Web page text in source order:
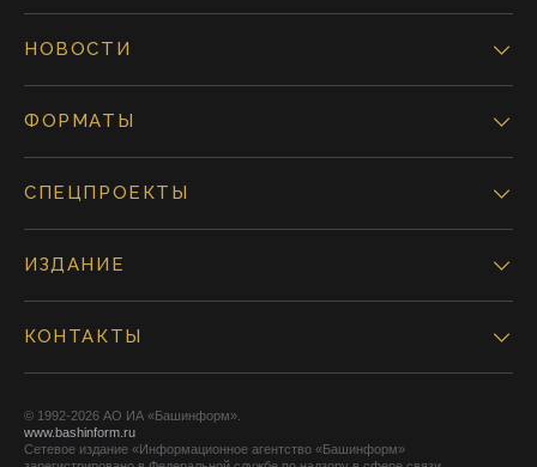
НОВОСТИ
ФОРМАТЫ
СПЕЦПРОЕКТЫ
ИЗДАНИЕ
КОНТАКТЫ
© 1992-2026 АО ИА «Башинформ».
www.bashinform.ru
Сетевое издание «Информационное агентство «Башинформ»